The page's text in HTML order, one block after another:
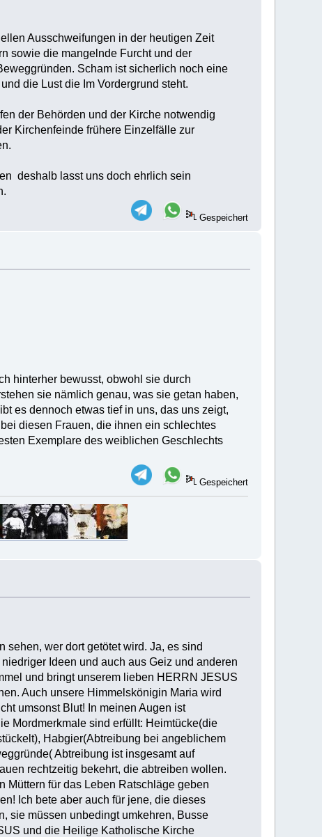
Ausschweifungen in der heutigen Zeit
sowie die mangelnde Furcht und der
Scham ist sicherlich noch eine
die Lust die Im Vordergrund steht.
der Behörden und der Kirche notwendig
Kirchenfeinde frühere Einzelfälle zur
deshalb lasst uns doch ehrlich sein
Gespeichert
hinterher bewusst, obwohl sie durch
sie nämlich genau, was sie getan haben,
es dennoch etwas tief in uns, das uns zeigt,
diesen Frauen, die ihnen ein schlechtes
Exemplare des weiblichen Geschlechts
Gespeichert
wer dort getötet wird. Ja, es sind
Ideen und auch aus Geiz und anderen
und bringt unserem lieben HERRN JESUS
Auch unsere Himmelskönigin Maria wird
umsonst Blut! In meinen Augen ist
Mordmerkmale sind erfüllt: Heimtücke(die
Habgier(Abtreibung bei angeblichem
Abtreibung ist insgesamt auf
rechtzeitig bekehrt, die abtreiben wollen.
Müttern für das Leben Ratschläge geben
Ich bete aber auch für jene, die dieses
sie müssen unbedingt umkehren, Busse
und die Heilige Katholische Kirche